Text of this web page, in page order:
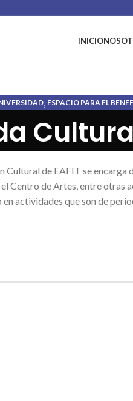
INICIO
, ESPACIO PARA EL
Cultural de EAFIT se
Centro de Artes, entre otras
actividades que son de